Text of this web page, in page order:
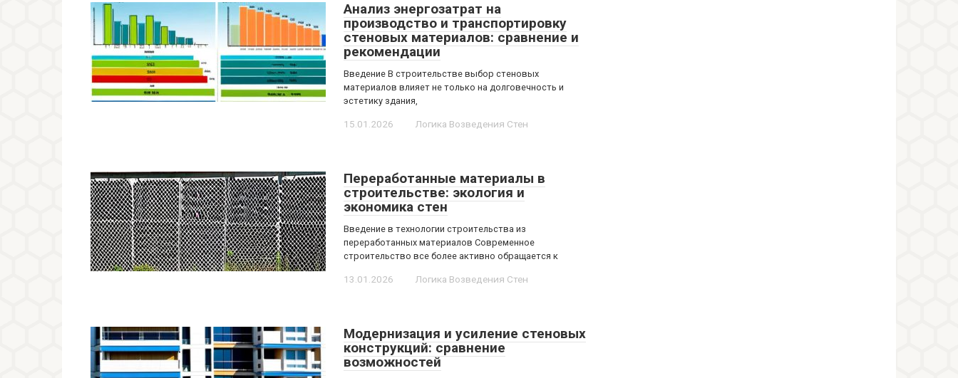
Анализ энергозатрат на
производство и транспортировку
стеновых материалов: сравнение и
рекомендации
Введение В строительстве выбор стеновых
материалов влияет не только на долговечность и
эстетику здания,
15.01.2026 Логика Возведения Стен
Переработанные материалы в
строительстве: экология и
экономика стен
Введение в технологии строительства из
переработанных материалов Современное
строительство все более активно обращается к
13.01.2026 Логика Возведения Стен
Модернизация и усиление стеновых
конструкций: сравнение
возможностей